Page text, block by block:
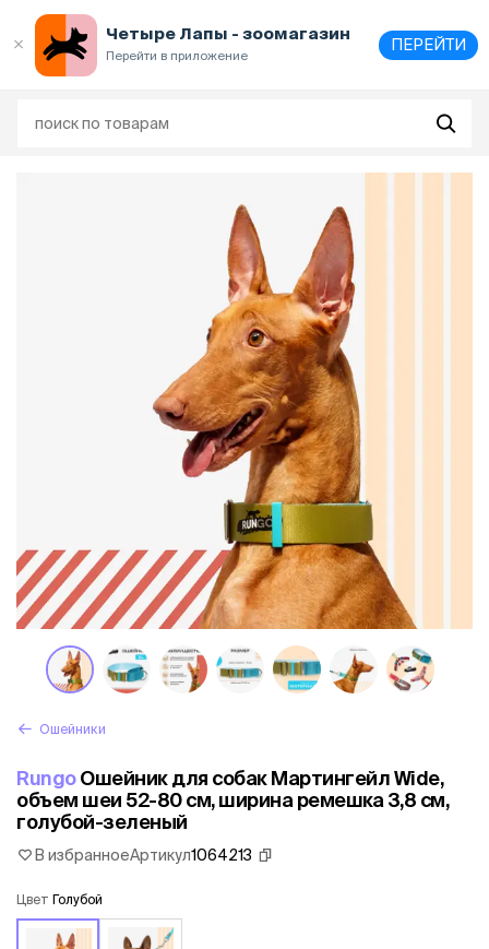
Четыре Лапы - зоомагазин
Перейти в приложение
ПЕРЕЙТИ
Ошейники
RungoОшейник для собак Мартингейл Wide,
объем шеи 52-80 см, ширина ремешка 3,8 см,
голубой-зеленый
В избранноеАртикул1064213
Цвет Голубой